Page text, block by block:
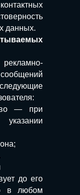
данных.
— при
до его
в любом